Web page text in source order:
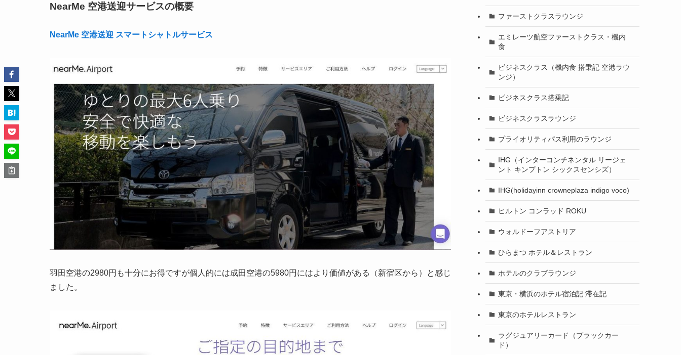
NearMe 空港送迎サービスの概要
NearMe 空港送迎 スマートシャトルサービス
羽田空港の2980円も十分にお得ですが個人的には成田空港の5980円にはより価値がある（新宿区から）と感じ
ました。
ファーストクラスラウンジ
エミレーツ航空ファーストクラス・機内
食
ビジネスクラス（機内食 搭乗記 空港ラウ
ンジ）
ビジネスクラス搭乗記
ビジネスクラスラウンジ
プライオリティパス利用のラウンジ
IHG（インターコンチネンタル リージェ
ント キンプトン シックスセンシズ）
IHG(holidayinn crowneplaza indigo voco)
ヒルトン コンラッド ROKU
ウォルドーフアストリア
ひらまつ ホテル＆レストラン
ホテルのクラブラウンジ
東京・横浜のホテル宿泊記 滞在記
東京のホテルレストラン
ラグジュアリーカード（ブラックカー
ド）